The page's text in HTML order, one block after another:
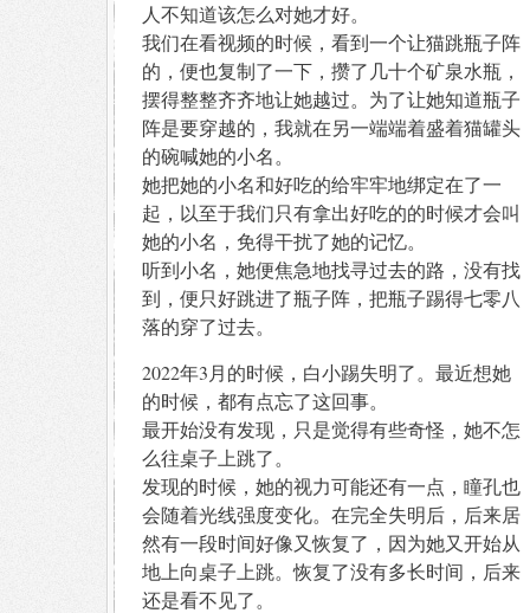
人不知道该怎么对她才好。
我们在看视频的时候，看到一个让猫跳瓶子阵
的，便也复制了一下，攒了几十个矿泉水瓶，
摆得整整齐齐地让她越过。为了让她知道瓶子
阵是要穿越的，我就在另一端端着盛着猫罐头
的碗喊她的小名。
她把她的小名和好吃的给牢牢地绑定在了一
起，以至于我们只有拿出好吃的的时候才会叫
她的小名，免得干扰了她的记忆。
听到小名，她便焦急地找寻过去的路，没有找
到，便只好跳进了瓶子阵，把瓶子踢得七零八
落的穿了过去。
2022年3月的时候，白小踢失明了。最近想她
的时候，都有点忘了这回事。
最开始没有发现，只是觉得有些奇怪，她不怎
么往桌子上跳了。
发现的时候，她的视力可能还有一点，瞳孔也
会随着光线强度变化。在完全失明后，后来居
然有一段时间好像又恢复了，因为她又开始从
地上向桌子上跳。恢复了没有多长时间，后来
还是看不见了。